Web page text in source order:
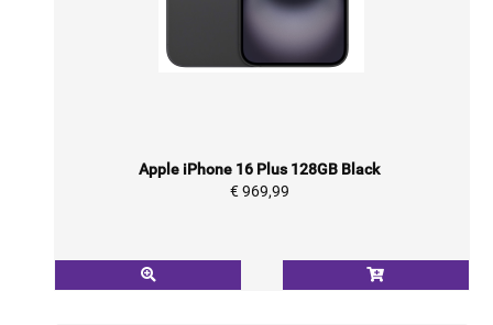
Apple iPhone 16 Plus 128GB Black
€ 969,99